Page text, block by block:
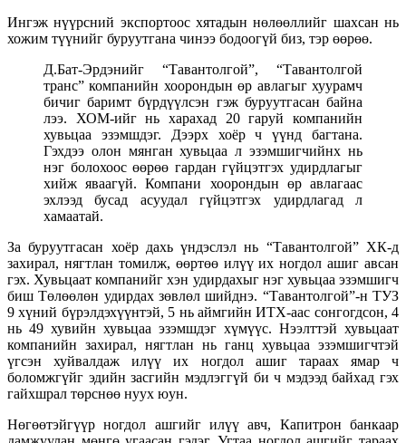
Ингэж нүүрсний экспортоос хятадын нөлөөллийг шахсан нь
хожим түүнийг буруутгана чинээ бодоогүй биз, тэр өөрөө.
Д.Бат-Эрдэнийг “Тавантолгой”, “Тавантолгой
транс” компанийн хоорондын өр авлагыг хуурамч
бичиг баримт бүрдүүлсэн гэж буруутгасан байна
лээ. ХОМ-ийг нь харахад 20 гаруй компанийн
хувьцаа эзэмшдэг. Дээрх хоёр ч үүнд багтана.
Гэхдээ олон мянган хувьцаа л эзэмшигчийнх нь
нэг болохоос өөрөө гардан гүйцэтгэх удирдлагыг
хийж яваагүй. Компани хоорондын өр авлагаас
эхлээд бусад асуудал гүйцэтгэх удирдлагад л
хамаатай.
За буруутгасан хоёр дахь үндэслэл нь “Тавантолгой” ХК-д
захирал, нягтлан томилж, өөртөө илүү их ногдол ашиг авсан
гэх. Хувьцаат компанийг хэн удирдахыг нэг хувьцаа эзэмшигч
биш Төлөөлөн удирдах зөвлөл шийднэ. “Тавантолгой”-н ТУЗ
9 хүний бүрэлдэхүүнтэй, 5 нь аймгийн ИТХ-аас сонгогдсон, 4
нь 49 хувийн хувьцаа эзэмшдэг хүмүүс. Нээлттэй хувьцаат
компанийн захирал, нягтлан нь ганц хувьцаа эзэмшигчтэй
үгсэн хуйвалдаж илүү их ногдол ашиг тараах ямар ч
боломжгүйг эдийн засгийн мэдлэггүй би ч мэдээд байхад гэх
гайхшрал төрснөө нуух юун.
Нөгөөтэйгүүр ногдол ашгийг илүү авч, Капитрон банкаар